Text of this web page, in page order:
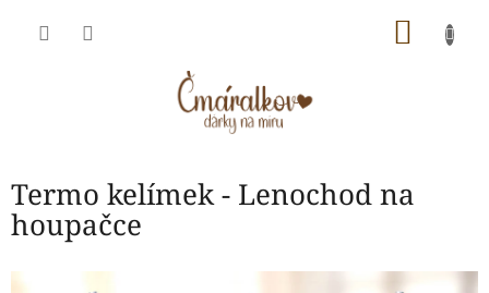
Termo kelímek - Lenochod na
houpačce